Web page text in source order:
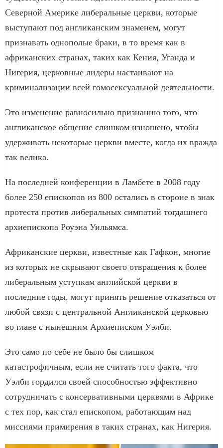
Северной Америке либеральные церкви, которые
выступают под англиканским знаменем, могут
признавать однополые браки, в то время как в
африканских странах, таких как Кения, Уганда и
Нигерия, церковные лидеры настаивают на
криминализации всей гомосексуальной деятельности.
Это изменение равносильно признанию того, что
англиканское общение слишком изношено, чтобы
удерживать некоторые церкви вместе, когда их вражда
так велика.
На последней конференции в Ламбете в 2008 году
более 250 епископов из 800 остались в стороне в знак
протеста против либеральных симпатий тогдашнего
архиепископа Роуэна Уильямса.
Африканские церкви, известные как Гафкон, многие
из которых не скрывают своего отвращения к более
либеральным уступкам английской церкви в
последние годы, могут принять решение отказаться от
любой связи с центральной Англиканской церковью
во главе с нынешним Архиеписком Уэлби.
Это само по себе не было бы слишком
катастрофичным, если не считать того факта, что
Уэлби гордился своей способностью эффективно
сотрудничать с консервативными церквями в Африке
с тех пор, как стал епископом, работающим над
миссиями примирения в таких странах, как Нигерия.